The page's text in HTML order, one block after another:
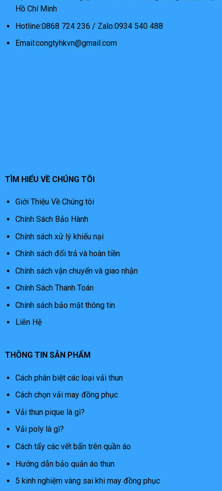
Hồ Chí Minh
Hotline:0868 724 236 / Zalo:0934 540 488
Email:congtyhkvn@gmail.com
TÌM HIỂU VỀ CHÚNG TÔI
Giới Thiệu Về Chúng tôi
Chính Sách Bảo Hành
Chính sách xử lý khiếu nại
Chính sách đổi trả và hoàn tiền
Chính sách vận chuyển và giao nhận
Chính Sách Thanh Toán
Chính sách bảo mật thông tin
Liên Hệ
THÔNG TIN SẢN PHẨM
Cách phân biệt các loại vải thun
Cách chọn vải may đồng phục
Vải thun pique là gì?
Vải poly là gì?
Cách tẩy các vết bẩn trên quần áo
Hướng dẫn bảo quản áo thun
5 kinh nghiệm vàng sai khi may đồng phục